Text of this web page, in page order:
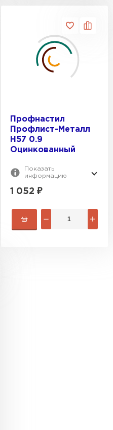
Профнастил
Профлист-Металл
H57 0.9
Оцинкованный
Показать
информацию
1 052 ₽